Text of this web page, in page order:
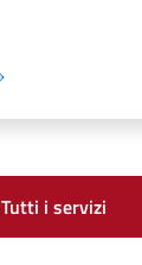
Tutti i servizi